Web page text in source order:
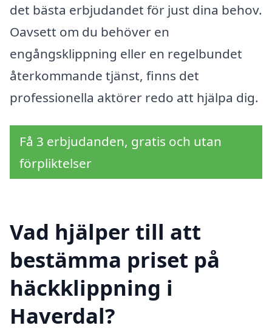
det bästa erbjudandet för just dina behov.
Oavsett om du behöver en
engångsklippning eller en regelbundet
återkommande tjänst, finns det
professionella aktörer redo att hjälpa dig.
Få 3 erbjudanden, gratis och utan
förpliktelser
Vad hjälper till att
bestämma priset på
häckklippning i
Haverdal?